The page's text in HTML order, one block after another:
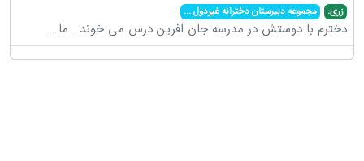
زری: مجموعه دبیرستان دخترانه غیردول...
دخترم با دوستش در مدرسه جان افرین درس می خوند . ما ...